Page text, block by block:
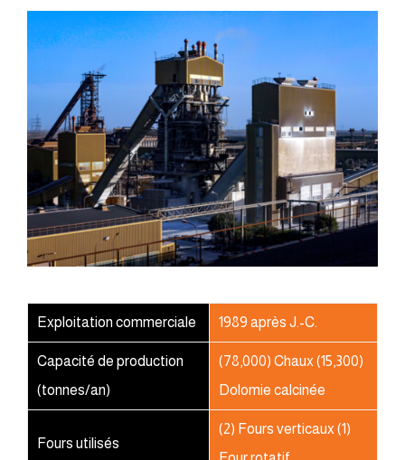
Exploitation commerciale 1989 après J.-C.
Capacité de production
(tonnes/an)
(78,000) Chaux (15,300)
Dolomie calcinée
Fours utilisés
(2) Fours verticaux (1)